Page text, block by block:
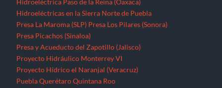
Hidroeléctrica Paso de la Reina (Oaxaca)
Hidroeléctricas en la Sierra Norte de Puebla
Presa La Maroma (SLP) Presa Los Pilares (Sonora)
Presa Picachos (Sinaloa)
Presa y Acueducto del Zapotillo (Jalisco)
Proyecto Hidráulico Monterrey VI
Proyecto Hídrico el Naranjal (Veracruz)
Puebla Querétaro Quintana Roo